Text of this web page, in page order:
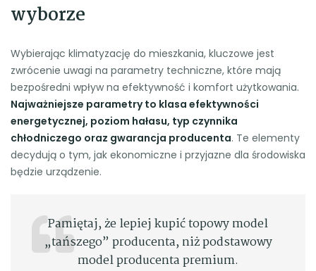
wyborze
Wybierając klimatyzację do mieszkania, kluczowe jest
zwrócenie uwagi na parametry techniczne, które mają
bezpośredni wpływ na efektywność i komfort użytkowania.
Najważniejsze parametry to klasa efektywności
energetycznej, poziom hałasu, typ czynnika
chłodniczego oraz gwarancja producenta. Te elementy
decydują o tym, jak ekonomiczne i przyjazne dla środowiska
będzie urządzenie.
Pamiętaj, że lepiej kupić topowy model
„tańszego” producenta, niż podstawowy
model producenta premium.